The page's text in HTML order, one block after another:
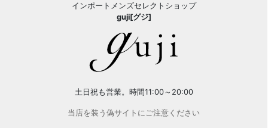
インポートメンズセレクトショップ
guji[グジ]
土日祝も営業。時間11:00～20:00
当店を装う偽サイトにご注意ください